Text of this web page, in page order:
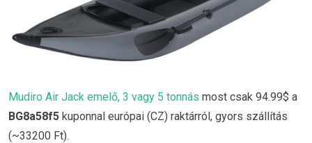
Mudiro Air Jack emelő, 3 vagy 5 tonnás most csak 94.99$ a
BG8a58f5 kuponnal európai (CZ) raktárról, gyors szállítás
(~33200 Ft).